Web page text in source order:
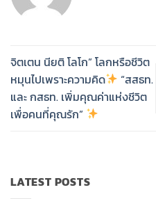
จิตเตน นียติ โลโก” โลกหรือชีวิต
หมุนไปเพราะความคิด
“สสธท.
และ กสธท. เพิ่มคุณค่าแห่งชีวิต
เพื่อคนที่คุณรัก”
LATEST POSTS